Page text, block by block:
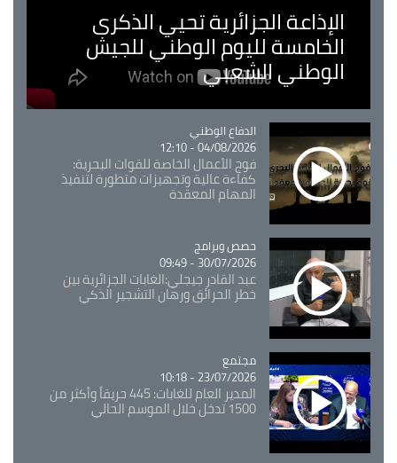
الإذاعة الجزائرية تحيي الذكرى
الخامسة لليوم الوطني للجيش
الوطني الشعبي
Catégorie
الدفاع الوطني
04/08/2026 - 12:10
فوج الأعمال الخاصة للقوات البحرية:
كفاءة عالية وتجهيزات متطورة لتنفيذ
المهام المعقدة
Catégorie
حصص وبرامج
30/07/2026 - 09:49
عبد القادر جيجلي:الغابات الجزائرية بين
خطر الحرائق ورهان التشجير الذكي
Catégorie
مجتمع
23/07/2026 - 10:18
المدير العام للغابات: 445 حريقاً وأكثر من
1500 تدخل خلال الموسم الحالي